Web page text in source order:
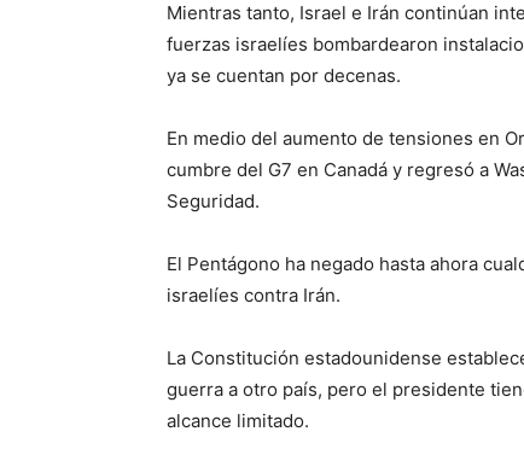
Mientras tanto, Israel e Irán continúan
fuerzas israelíes bombardearon
ya se cuentan por decenas.
En medio del aumento de tensiones en
cumbre del G7 en Canadá y regresó a
Seguridad.
El Pentágono ha negado hasta ahora
israelíes contra Irán.
La Constitución estadounidense
guerra a otro país, pero el presidente
alcance limitado.